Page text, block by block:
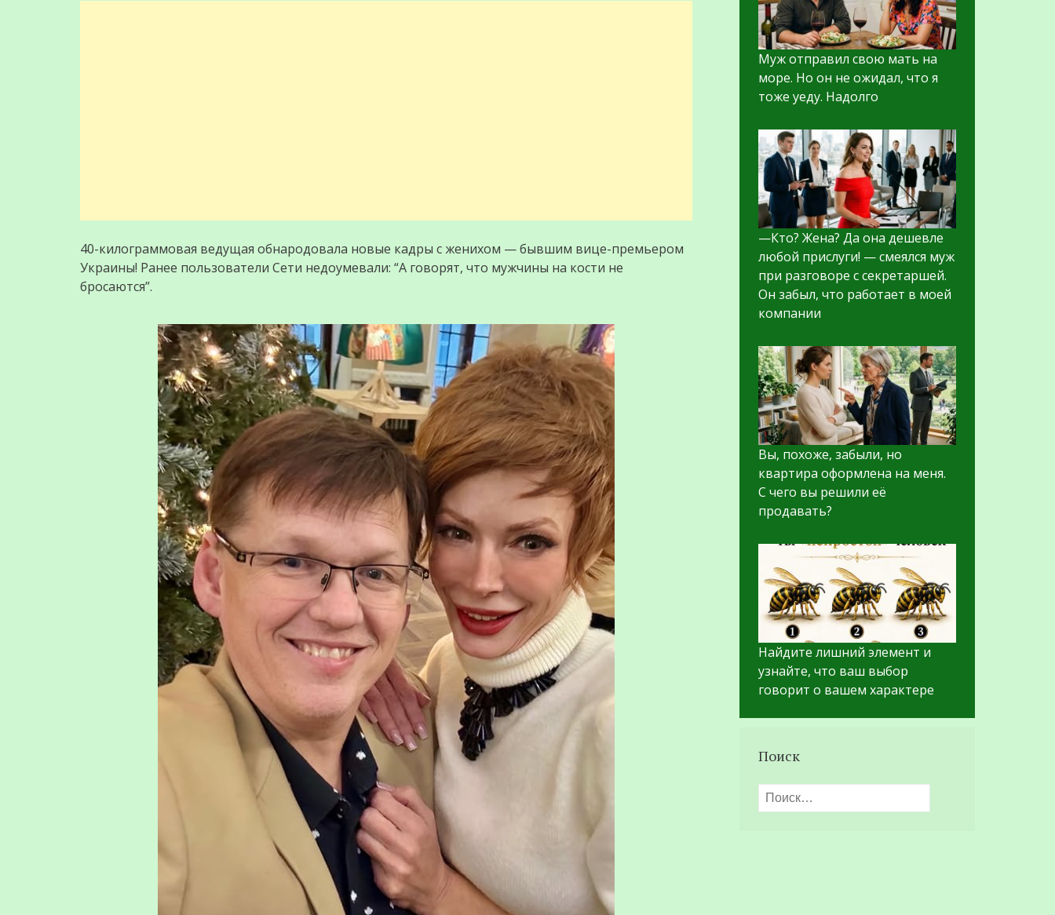
40-килограммовая ведущая обнародовала новые кадры с женихом — бывшим вице-премьером
Украины! Ранее пользователи Сети недоумевали: “А говорят, что мужчины на кости не
бросаются”.
Муж отправил свою мать на
море. Но он не ожидал, что я
тоже уеду. Надолго
—Кто? Жена? Да она дешевле
любой прислуги! — смеялся муж
при разговоре с секретаршей.
Он забыл, что работает в моей
компании
Вы, похоже, забыли, но
квартира оформлена на меня.
С чего вы решили её
продавать?
Найдите лишний элемент и
узнайте, что ваш выбор
говорит о вашем характере
Поиск
Найти: